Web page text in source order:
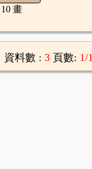
10 畫
資料數 : 3 頁數: 1/